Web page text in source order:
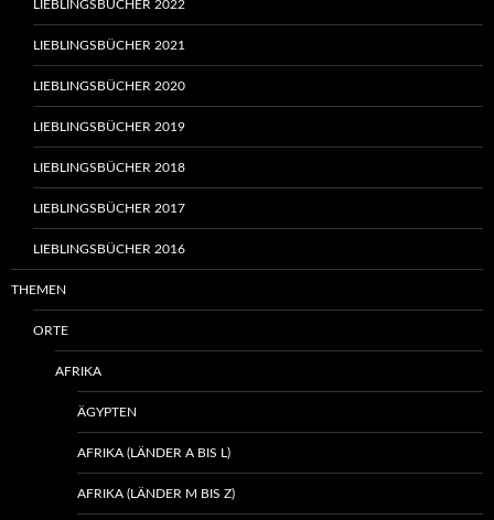
LIEBLINGSBÜCHER 2022
LIEBLINGSBÜCHER 2021
LIEBLINGSBÜCHER 2020
LIEBLINGSBÜCHER 2019
LIEBLINGSBÜCHER 2018
LIEBLINGSBÜCHER 2017
LIEBLINGSBÜCHER 2016
THEMEN
ORTE
AFRIKA
ÄGYPTEN
AFRIKA (LÄNDER A BIS L)
AFRIKA (LÄNDER M BIS Z)